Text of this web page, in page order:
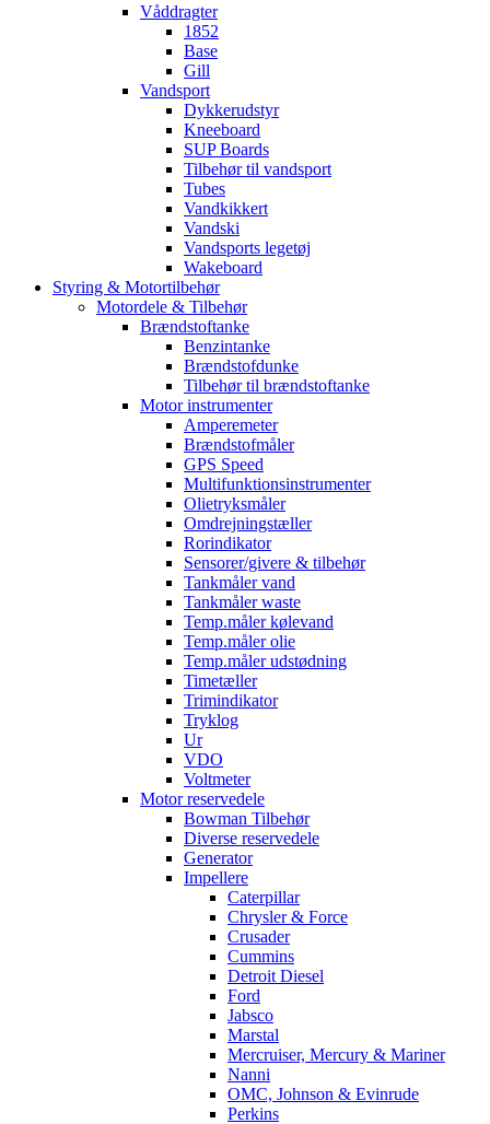
Våddragter
1852
Base
Gill
Vandsport
Dykkerudstyr
Kneeboard
SUP Boards
Tilbehør til vandsport
Tubes
Vandkikkert
Vandski
Vandsports legetøj
Wakeboard
Styring & Motortilbehør
Motordele & Tilbehør
Brændstoftanke
Benzintanke
Brændstofdunke
Tilbehør til brændstoftanke
Motor instrumenter
Amperemeter
Brændstofmåler
GPS Speed
Multifunktionsinstrumenter
Olietryksmåler
Omdrejningstæller
Rorindikator
Sensorer/givere & tilbehør
Tankmåler vand
Tankmåler waste
Temp.måler kølevand
Temp.måler olie
Temp.måler udstødning
Timetæller
Trimindikator
Tryklog
Ur
VDO
Voltmeter
Motor reservedele
Bowman Tilbehør
Diverse reservedele
Generator
Impellere
Caterpillar
Chrysler & Force
Crusader
Cummins
Detroit Diesel
Ford
Jabsco
Marstal
Mercruiser, Mercury & Mariner
Nanni
OMC, Johnson & Evinrude
Perkins